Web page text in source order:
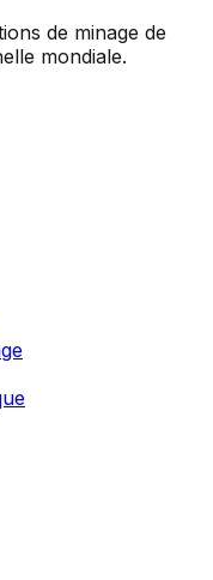
de minage de
mondiale.